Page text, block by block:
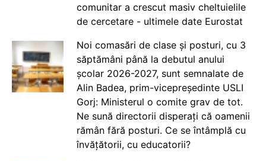
comunitar a crescut masiv cheltuielile
de cercetare - ultimele date Eurostat
Noi comasări de clase și posturi, cu 3
săptămâni până la debutul anului
școlar 2026-2027, sunt semnalate de
Alin Badea, prim-vicepreședinte USLI
Gorj: Ministerul o comite grav de tot.
Ne sună directorii disperați că oamenii
rămân fără posturi. Ce se întâmplă cu
învățătorii, cu educatorii?